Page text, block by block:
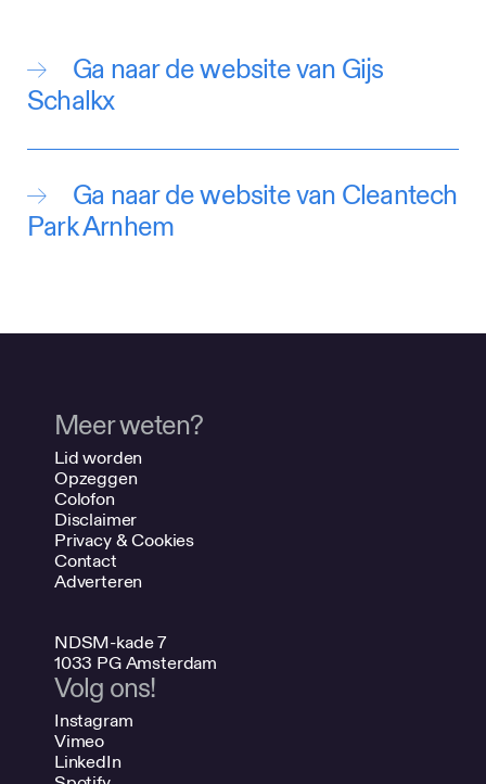
Ga naar de website van Gijs
Schalkx
Ga naar de website van Cleantech
Park Arnhem
Meer weten?
Lid worden
Opzeggen
Colofon
Disclaimer
Privacy & Cookies
Contact
Adverteren
NDSM-kade 7
1033 PG Amsterdam
Volg ons!
Instagram
Vimeo
LinkedIn